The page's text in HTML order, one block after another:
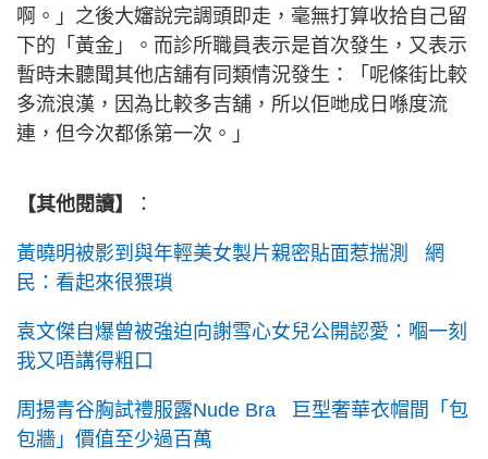
啊。」之後大嬸說完調頭即走，毫無打算收拾自己留
下的「黃金」。而診所職員表示是首次發生，又表示
暫時未聽聞其他店舖有同類情況發生：「呢條街比較
多流浪漢，因為比較多吉舖，所以佢哋成日喺度流
連，但今次都係第一次。」
【其他閱讀】 ：
黃曉明被影到與年輕美女製片親密貼面惹揣測 網
民：看起來很猥瑣
袁文傑自爆曾被強迫向謝雪心女兒公開認愛：嗰一刻
我又唔講得粗口
周揚青谷胸試禮服露Nude Bra 巨型奢華衣帽間「包
包牆」價值至少過百萬